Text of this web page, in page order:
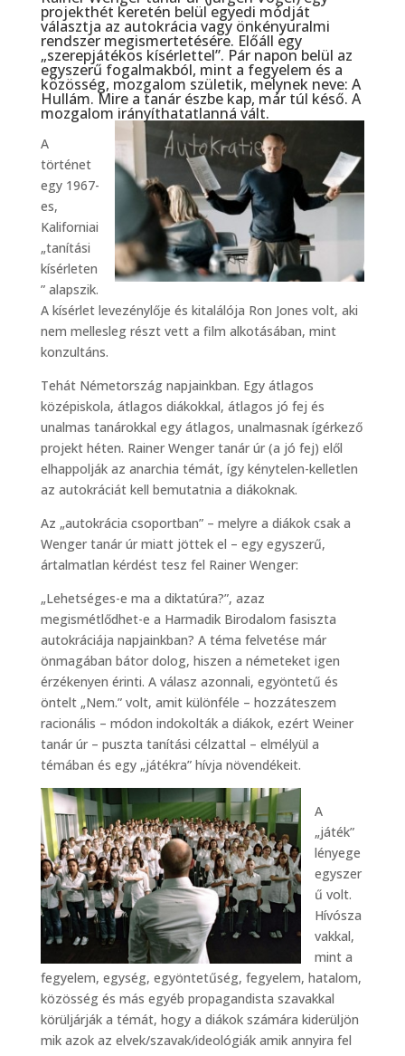
projekthét keretén belül egyedi módját
választja az autokrácia vagy önkényuralmi
rendszer megismertetésére. Előáll egy
„szerepjátékos kísérlettel”. Pár napon belül az
egyszerű fogalmakból, mint a fegyelem és a
közösség, mozgalom születik, melynek neve: A
Hullám. Mire a tanár észbe kap, már túl késő. A
mozgalom irányíthatatlanná vált.
A
történet
egy 1967-
es,
Kaliforniai
„tanítási
kísérleten
” alapszik.
A kísérlet levezénylője és kitalálója Ron Jones volt, aki
nem mellesleg részt vett a film alkotásában, mint
konzultáns.
Tehát Németország napjainkban. Egy átlagos
középiskola, átlagos diákokkal, átlagos jó fej és
unalmas tanárokkal egy átlagos, unalmasnak ígérkező
projekt héten. Rainer Wenger tanár úr (a jó fej) elől
elhappolják az anarchia témát, így kénytelen-kelletlen
az autokráciát kell bemutatnia a diákoknak.
Az „autokrácia csoportban” – melyre a diákok csak a
Wenger tanár úr miatt jöttek el – egy egyszerű,
ártalmatlan kérdést tesz fel Rainer Wenger:
„Lehetséges-e ma a diktatúra?”, azaz
megismétlődhet-e a Harmadik Birodalom fasiszta
autokráciája napjainkban? A téma felvetése már
önmagában bátor dolog, hiszen a németeket igen
érzékenyen érinti. A válasz azonnali, egyöntetű és
öntelt „Nem.” volt, amit különféle – hozzáteszem
racionális – módon indokolták a diákok, ezért Weiner
tanár úr – puszta tanítási célzattal – elmélyül a
témában és egy „játékra” hívja növendékeit.
A
„játék”
lényege
egyszer
ű volt.
Hívósza
vakkal,
mint a
fegyelem, egység, egyöntetűség, fegyelem, hatalom,
közösség és más egyéb propagandista szavakkal
körüljárják a témát, hogy a diákok számára kiderüljön
mik azok az elvek/szavak/ideológiák amik annyira fel